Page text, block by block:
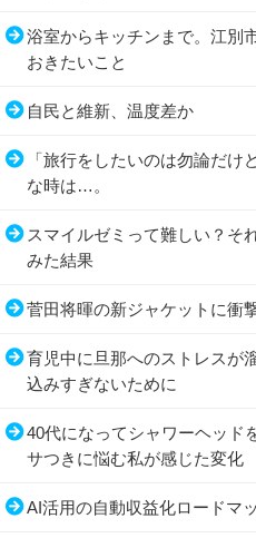
浴室からキッチンまで。江別
おきたいこと
自民と維新、温度差か
「旅行をしたいのは勿論だけ
な時は…。
スマイルゼミって難しい？そ
みた結果
菅田将暉の新ジャケットに衝
育児中に旦那へのストレスが
込みすぎないために
40代になってシャワーヘッド
サつきに悩む私が感じた変化
AI活用の自動収益化ロードマ